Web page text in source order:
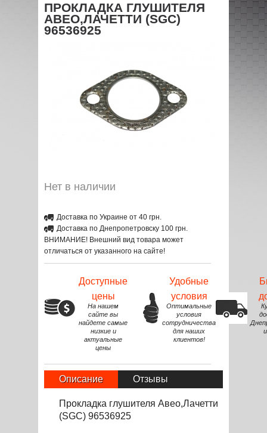
ПРОКЛАДКА ГЛУШИТЕЛЯ
АВЕО,ЛАЧЕТТИ (SGC)
96536925
Нет в наличии
Доставка по Украине от 40 грн.
Доставка по Днепропетровску 100 грн.
ВНИМАНИЕ! Внешний вид товара может
отличаться от указанного на сайте!
Доступные
цены
На нашем
сайте вы
найдете самые
низкие и
актуальные
цены
Удобные
условия
Оптимальные
условия
сотрудничества
для наших
клиентов!
Описание Отзывы
Прокладка глушителя Авео,Лачетти
(SGC) 96536925